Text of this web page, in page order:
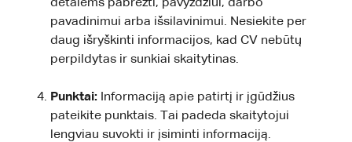
detalėms pabrėžti, pavyzdžiui, darbo
pavadinimui arba išsilavinimui. Nesiekite per
daug išryškinti informacijos, kad CV nebūtų
perpildytas ir sunkiai skaitytinas.
Punktai: Informaciją apie patirtį ir įgūdžius
pateikite punktais. Tai padeda skaitytojui
lengviau suvokti ir įsiminti informaciją.